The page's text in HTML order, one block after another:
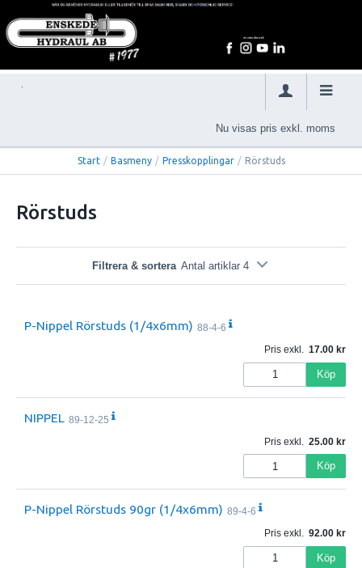
Nu visas pris exkl. moms
Start / Basmeny / Presskopplingar / Rörstuds
Rörstuds
Filtrera & sortera Antal artiklar 4
P-Nippel Rörstuds (1/4x6mm) 88-4-6
Pris exkl. 17.00
Köp
NIPPEL 89-12-25
Pris exkl.
25.00
Köp
P-Nippel Rörstuds 90gr (1/4x6mm) 89-4-6
Pris exkl. 92.00
Köp